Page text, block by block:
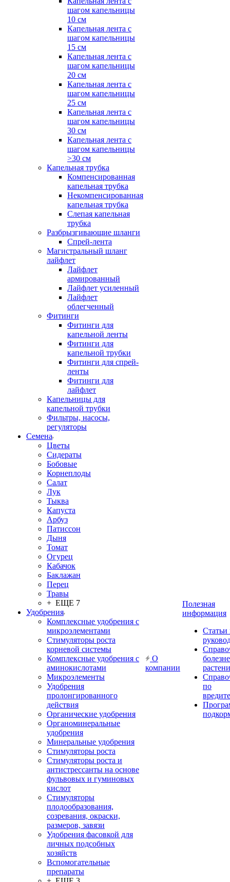
шагом капельницы
10 см
Капельная лента с
шагом капельницы
15 см
Капельная лента с
шагом капельницы
20 см
Капельная лента с
шагом капельницы
25 см
Капельная лента с
шагом капельницы
30 см
Капельная лента с
шагом капельницы
>30 см
Капельная трубка
Компенсированная
капельная трубка
Некомпенсированная
капельная трубка
Слепая капельная
трубка
Разбрызгивающие шланги
Спрей-лента
Магистральный шланг
лайфлет
Лайфлет
армированный
Лайфлет усиленный
Лайфлет
облегченный
Фитинги
Фитинги для
капельной ленты
Фитинги для
капельной трубки
Фитинги для спрей-
ленты
Фитинги для
лайфлет
Капельницы для
капельной трубки
Фильтры, насосы,
регуляторы
Семена
Цветы
Сидераты
Бобовые
Корнеплоды
Салат
Лук
Тыква
Капуста
Арбуз
Патиссон
Дыня
Томат
Огурец
Кабачок
Баклажан
Перец
Травы
+ ЕЩЕ 7
Удобрения
Комплексные удобрения с
микроэлементами
Стимуляторы роста
корневой системы
Комплексные удобрения с
аминокислотами
Микроэлементы
Удобрения
пролонгированного
действия
Органические удобрения
Органоминеральные
удобрения
Минеральные удобрения
Стимуляторы роста
Стимуляторы роста и
антистрессанты на основе
фульвовых и гуминовых
кислот
Стимуляторы
плодообразования,
созревания, окраски,
размеров, завязи
Удобрения фасовкой для
личных подсобных
хозяйств
Вспомогательные
препараты
О
компании
Полезная
информация
Статьи
по